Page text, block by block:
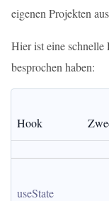
eigenen Projekten
Hier ist eine
besprochen haben:
Hook
useState